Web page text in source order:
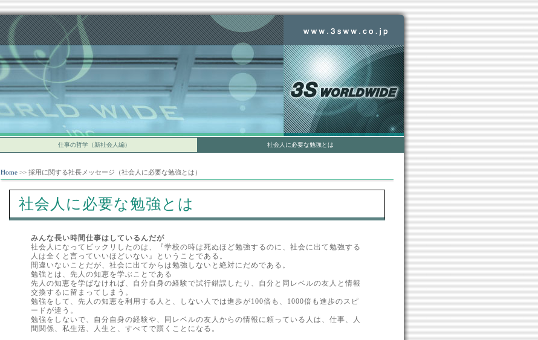
仕事の哲学（新社会人編） 社会人に必要な勉強とは
Home>> 採用に関する社長メッセージ（社会人に必要な勉強とは）
社会人に必要な勉強とは
みんな長い時間仕事はしているんだが
社会人になってビックリしたのは、『学校の時は死ぬほど勉強するのに、社会に出て勉強する
人は全くと言っていいほどいない』ということである。
間違いないことだが、社会に出てからは勉強しないと絶対にだめである。
勉強とは、先人の知恵を学ぶことである
先人の知恵を学ばなければ、自分自身の経験で試行錯誤したり、自分と同レベルの友人と情報
交換するに留まってしまう。
勉強をして、先人の知恵を利用する人と、しない人では進歩が100倍も、1000倍も進歩のスピ
ードが違う。
勉強をしないで、自分自身の経験や、同レベルの友人からの情報に頼っている人は、仕事、人
間関係、私生活、人生と、すべてで躓くことになる。